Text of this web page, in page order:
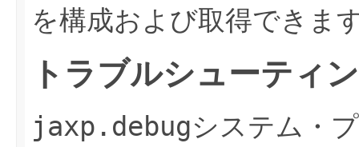
を構成および取得できま
トラブルシューティ
jaxp.debugシステム・